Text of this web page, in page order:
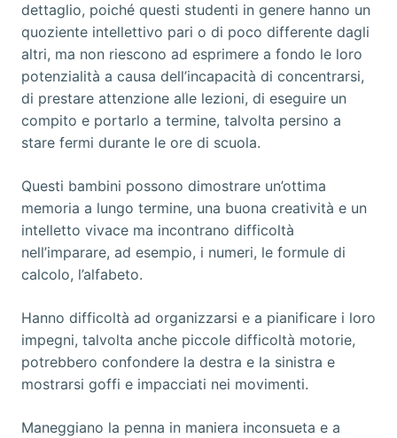
dettaglio, poiché questi studenti in genere hanno un
quoziente intellettivo pari o di poco differente dagli
altri, ma non riescono ad esprimere a fondo le loro
potenzialità a causa dell’incapacità di concentrarsi,
di prestare attenzione alle lezioni, di eseguire un
compito e portarlo a termine, talvolta persino a
stare fermi durante le ore di scuola.
Questi bambini possono dimostrare un’ottima
memoria a lungo termine, una buona creatività e un
intelletto vivace ma incontrano difficoltà
nell’imparare, ad esempio, i numeri, le formule di
calcolo, l’alfabeto.
Hanno difficoltà ad organizzarsi e a pianificare i loro
impegni, talvolta anche piccole difficoltà motorie,
potrebbero confondere la destra e la sinistra e
mostrarsi goffi e impacciati nei movimenti.
Maneggiano la penna in maniera inconsueta e a